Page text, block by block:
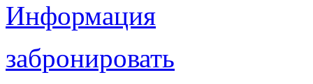
Информация
забронировать